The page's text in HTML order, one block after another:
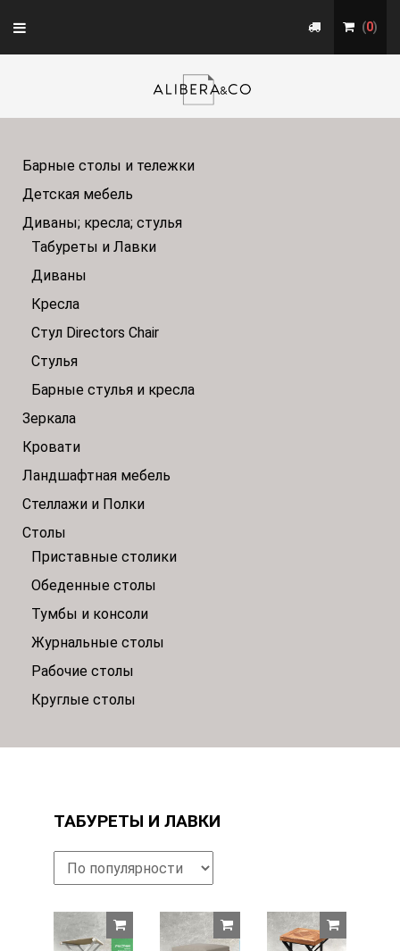
Toggle
navigation
(0)
Барные столы и тележки
Детская мебель
Диваны; кресла; стулья
Табуреты и Лавки
Диваны
Кресла
Стул Directors Chair
Стулья
Барные стулья и кресла
Зеркала
Кровати
Ландшафтная мебель
Стеллажи и Полки
Столы
Приставные столики
Обеденные столы
Тумбы и консоли
Журнальные столы
Рабочие столы
Круглые столы
ТАБУРЕТЫ И ЛАВКИ